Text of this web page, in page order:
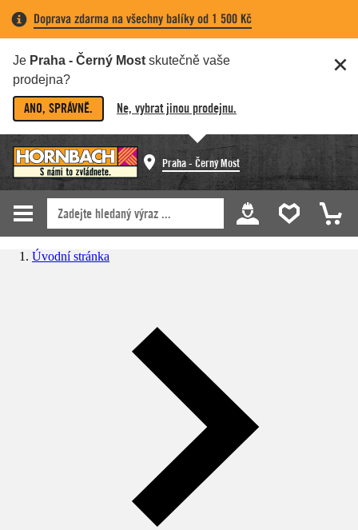
Doprava zdarma na všechny balíky od 1 500 Kč
Je Praha - Černý Most skutečně vaše
prodejna?
ANO, SPRÁVNĚ. Ne, vybrat jinou prodejnu.
Praha - Černý Most
Úvodní stránka